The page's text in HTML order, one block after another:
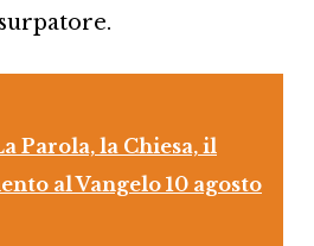
Parola, la Chiesa, il
al Vangelo 10 agosto